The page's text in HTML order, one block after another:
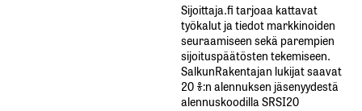
Sijoittaja.fi tarjoaa kattavat
työkalut ja tiedot markkinoiden
seuraamiseen sekä parempien
sijoituspäätösten tekemiseen.
SalkunRakentajan lukijat saavat
20 %:n alennuksen jäsenyydestä
alennuskoodilla SRSI20